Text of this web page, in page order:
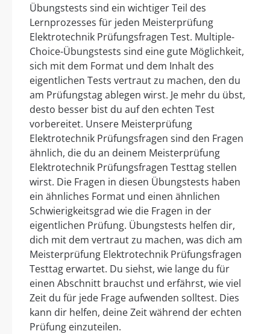
Übungstests sind ein wichtiger Teil des
Lernprozesses für jeden Meisterprüfung
Elektrotechnik Prüfungsfragen Test. Multiple-
Choice-Übungstests sind eine gute Möglichkeit,
sich mit dem Format und dem Inhalt des
eigentlichen Tests vertraut zu machen, den du
am Prüfungstag ablegen wirst. Je mehr du übst,
desto besser bist du auf den echten Test
vorbereitet. Unsere Meisterprüfung
Elektrotechnik Prüfungsfragen sind den Fragen
ähnlich, die du an deinem Meisterprüfung
Elektrotechnik Prüfungsfragen Testtag stellen
wirst. Die Fragen in diesen Übungstests haben
ein ähnliches Format und einen ähnlichen
Schwierigkeitsgrad wie die Fragen in der
eigentlichen Prüfung. Übungstests helfen dir,
dich mit dem vertraut zu machen, was dich am
Meisterprüfung Elektrotechnik Prüfungsfragen
Testtag erwartet. Du siehst, wie lange du für
einen Abschnitt brauchst und erfährst, wie viel
Zeit du für jede Frage aufwenden solltest. Dies
kann dir helfen, deine Zeit während der echten
Prüfung einzuteilen.